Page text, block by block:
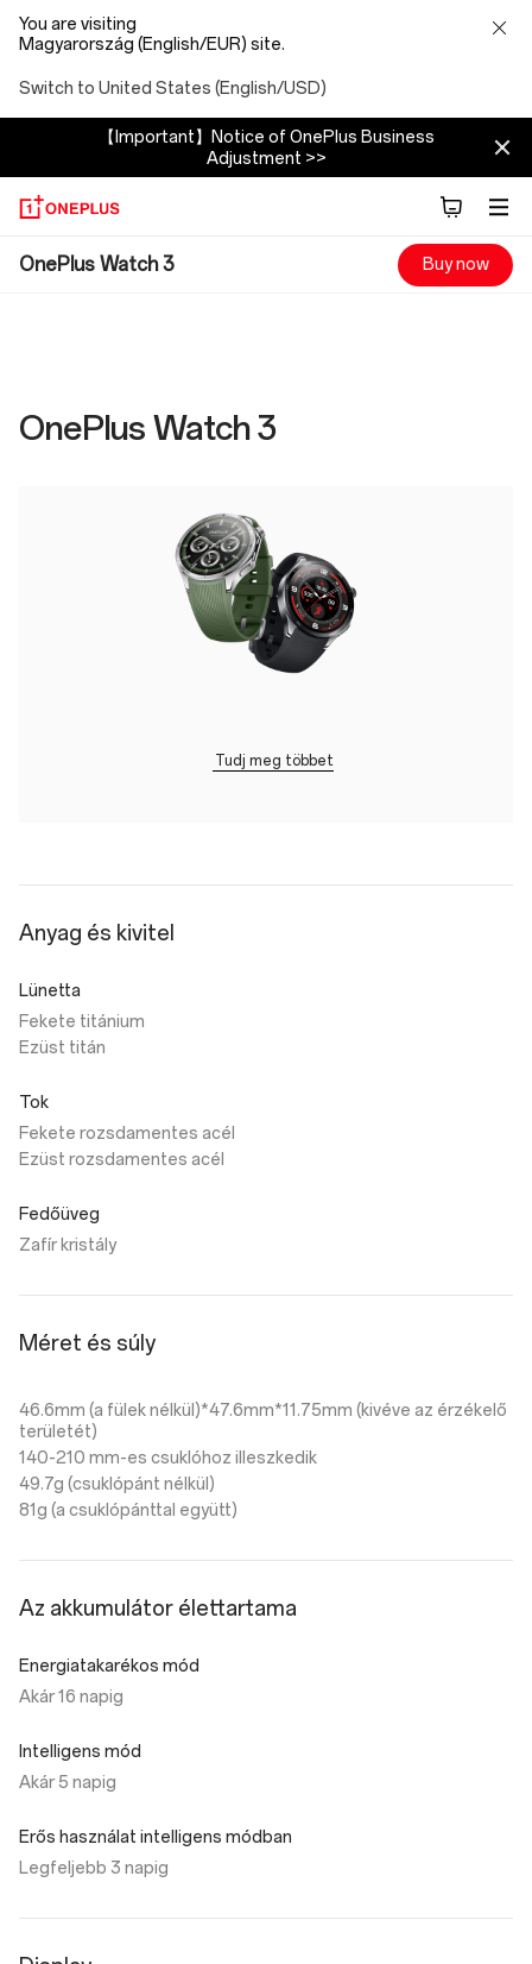
You are visiting
Magyarország (English/EUR) site.
Switch to United States (English/USD)
【Important】Notice of OnePlus Business
Adjustment >>
OnePlus
Specs
OnePlus Watch 3 Buy now
OnePlus Watch 3
Tudj meg többet
Anyag és kivitel
Lünetta
Fekete titánium
Ezüst titán
Tok
Fekete rozsdamentes acél
Ezüst rozsdamentes acél
Fedőüveg
Zafír kristály
Méret és súly
46.6mm (a fülek nélkül)*47.6mm*11.75mm (kivéve az érzékelő
területét)
140-210 mm-es csuklóhoz illeszkedik
49.7g (csuklópánt nélkül)
81g (a csuklópánttal együtt)
Az akkumulátor élettartama
Energiatakarékos mód
Akár 16 napig
Intelligens mód
Akár 5 napig
Erős használat intelligens módban
Legfeljebb 3 napig